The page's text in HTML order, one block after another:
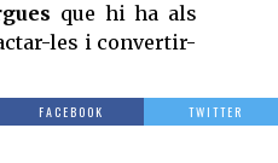
que hi ha als
les i convertir-
FACEBOOK TWITTER